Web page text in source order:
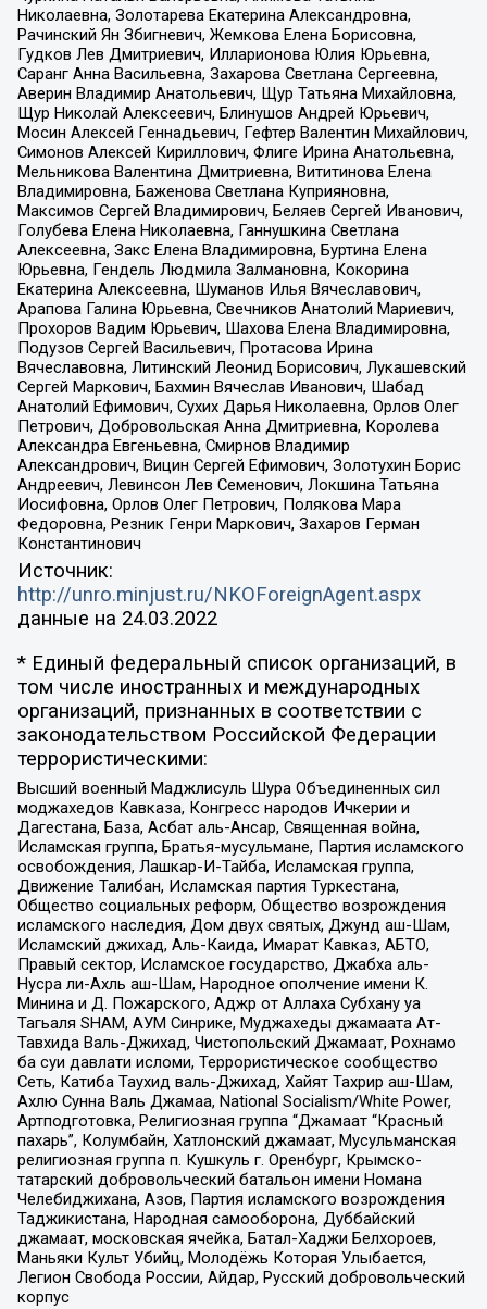
Николаевна, Золотарева Екатерина Александровна,
Рачинский Ян Збигневич, Жемкова Елена Борисовна,
Гудков Лев Дмитриевич, Илларионова Юлия Юрьевна,
Саранг Анна Васильевна, Захарова Светлана Сергеевна,
Аверин Владимир Анатольевич, Щур Татьяна Михайловна,
Щур Николай Алексеевич, Блинушов Андрей Юрьевич,
Мосин Алексей Геннадьевич, Гефтер Валентин Михайлович,
Симонов Алексей Кириллович, Флиге Ирина Анатольевна,
Мельникова Валентина Дмитриевна, Вититинова Елена
Владимировна, Баженова Светлана Куприяновна,
Максимов Сергей Владимирович, Беляев Сергей Иванович,
Голубева Елена Николаевна, Ганнушкина Светлана
Алексеевна, Закс Елена Владимировна, Буртина Елена
Юрьевна, Гендель Людмила Залмановна, Кокорина
Екатерина Алексеевна, Шуманов Илья Вячеславович,
Арапова Галина Юрьевна, Свечников Анатолий Мариевич,
Прохоров Вадим Юрьевич, Шахова Елена Владимировна,
Подузов Сергей Васильевич, Протасова Ирина
Вячеславовна, Литинский Леонид Борисович, Лукашевский
Сергей Маркович, Бахмин Вячеслав Иванович, Шабад
Анатолий Ефимович, Сухих Дарья Николаевна, Орлов Олег
Петрович, Добровольская Анна Дмитриевна, Королева
Александра Евгеньевна, Смирнов Владимир
Александрович, Вицин Сергей Ефимович, Золотухин Борис
Андреевич, Левинсон Лев Семенович, Локшина Татьяна
Иосифовна, Орлов Олег Петрович, Полякова Мара
Федоровна, Резник Генри Маркович, Захаров Герман
Константинович
Источник:
http://unro.minjust.ru/NKOForeignAgent.aspx
данные на 24.03.2022
* Единый федеральный список организаций, в
том числе иностранных и международных
организаций, признанных в соответствии с
законодательством Российской Федерации
террористическими:
Высший военный Маджлисуль Шура Объединенных сил
моджахедов Кавказа, Конгресс народов Ичкерии и
Дагестана, База, Асбат аль-Ансар, Священная война,
Исламская группа, Братья-мусульмане, Партия исламского
освобождения, Лашкар-И-Тайба, Исламская группа,
Движение Талибан, Исламская партия Туркестана,
Общество социальных реформ, Общество возрождения
исламского наследия, Дом двух святых, Джунд аш-Шам,
Исламский джихад, Аль-Каида, Имарат Кавказ, АБТО,
Правый сектор, Исламское государство, Джабха аль-
Нусра ли-Ахль аш-Шам, Народное ополчение имени К.
Минина и Д. Пожарского, Аджр от Аллаха Субхану уа
Тагьаля SHAM, АУМ Синрике, Муджахеды джамаата Ат-
Тавхида Валь-Джихад, Чистопольский Джамаат, Рохнамо
ба суи давлати исломи, Террористическое сообщество
Сеть, Катиба Таухид валь-Джихад, Хайят Тахрир аш-Шам,
Ахлю Сунна Валь Джамаа, National Socialism/White Power,
Артподготовка, Религиозная группа “Джамаат “Красный
пахарь”, Колумбайн, Хатлонский джамаат, Мусульманская
религиозная группа п. Кушкуль г. Оренбург, Крымско-
татарский добровольческий батальон имени Номана
Челебиджихана, Азов, Партия исламского возрождения
Таджикистана, Народная самооборона, Дуббайский
джамаат, московская ячейка, Батал-Хаджи Белхороев,
Маньяки Культ Убийц, Молодёжь Которая Улыбается,
Легион Свобода России, Айдар, Русский добровольческий
корпус